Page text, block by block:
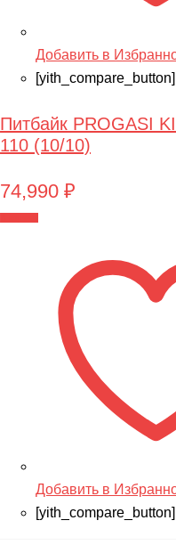
Добавить в
[yith_compare_button]
Питбайк PROGASI
110 (10/10)
74,990 ₽
Добавить в
[yith_compare_button]